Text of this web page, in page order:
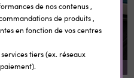
REMISE SUR LA QUANTITÉ
de nos contenus ,
de produits ,
en fonction de vos centres
tiers (ex. réseaux